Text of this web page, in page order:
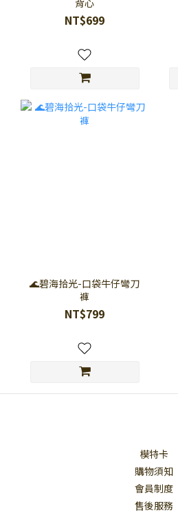
背心
NT$699
🌊碧海拾光-口袋牛仔彎刀
褲
NT$799
模特卡
購物須知
會員制度
售後服務